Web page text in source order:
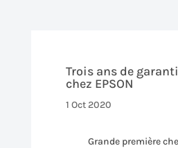
Trois ans de
chez EPSON
1 Oct 2020
Grande première